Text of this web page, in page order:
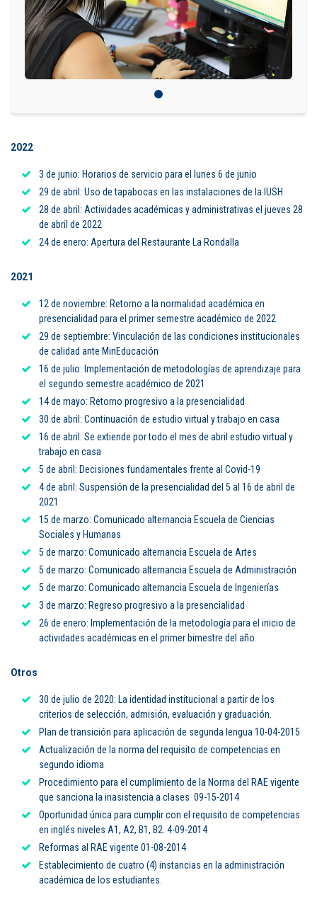
2022
3 de junio: Horarios de servicio para el lunes 6 de junio
29 de abril: Uso de tapabocas en las instalaciones de la IUSH
28 de abril: Actividades académicas y administrativas el jueves 28
de abril de 2022
24 de enero: Apertura del Restaurante La Rondalla
2021
12 de noviembre: Retorno a la normalidad académica en
presencialidad para el primer semestre académico de 2022
29 de septiembre: Vinculación de las condiciones institucionales
de calidad ante MinEducación
16 de julio: Implementación de metodologías de aprendizaje para
el segundo semestre académico de 2021
14 de mayo: Retorno progresivo a la presencialidad
30 de abril: Continuación de estudio virtual y trabajo en casa
16 de abril: Se extiende por todo el mes de abril estudio virtual y
trabajo en casa
5 de abril: Decisiones fundamentales frente al Covid-19
4 de abril: Suspensión de la presencialidad del 5 al 16 de abril de
2021
15 de marzo: Comunicado alternancia Escuela de Ciencias
Sociales y Humanas
5 de marzo: Comunicado alternancia Escuela de Artes
5 de marzo: Comunicado alternancia Escuela de Administración
5 de marzo: Comunicado alternancia Escuela de Ingenierías
3 de marzo: Regreso progresivo a la presencialidad
26 de enero: Implementación de la metodología para el inicio de
actividades académicas en el primer bimestre del año
Otros
30 de julio de 2020: La identidad institucional a partir de los
criterios de selección, admisión, evaluación y graduación.
Plan de transición para aplicación de segunda lengua 10-04-2015
Actualización de la norma del requisito de competencias en
segundo idioma
Procedimiento para el cumplimiento de la Norma del RAE vigente
que sanciona la inasistencia a clases 09-15-2014
Oportunidad única para cumplir con el requisito de competencias
en inglés niveles A1, A2, B1, B2. 4-09-2014
Reformas al RAE vigente 01-08-2014
Establecimiento de cuatro (4) instancias en la administración
académica de los estudiantes.
Inscripciones
Estudiantes
Egresados
Pagos
Puntos de pago
Empleo
Comunícate con nosotros
Línea de Atención al Cliente
Campus Estadio: CR 70 # 52-49
(+57) (4) 4 600 700
Medellín - Colombia - Suramérica
Inscripciones permanentes
Denuncia de Corrupción y Sobornos